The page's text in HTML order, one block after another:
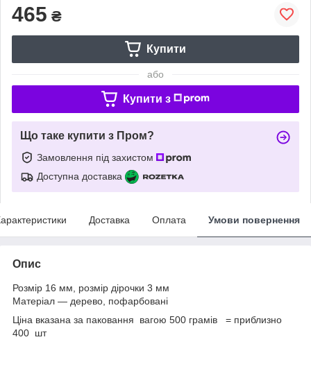
465 ₴
Купити
або
Купити з
Що таке купити з Пром?
Замовлення під захистом
Доступна доставка
Доставка Оплата Умови повернення
Опис
Розмір 16 мм, розмір дірочки 3 мм
Матеріал — дерево, пофарбовані
Ціна вказана за паковання вагою 500 грамів = приблизно
400 шт